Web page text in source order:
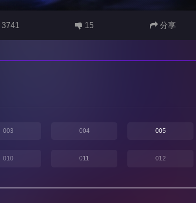
3741 15 分享
003 004 005
010 011 012